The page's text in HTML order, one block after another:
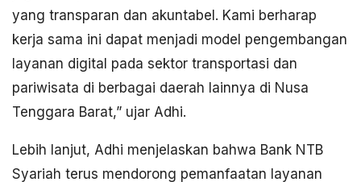
yang transparan dan akuntabel. Kami berharap
kerja sama ini dapat menjadi model pengembangan
layanan digital pada sektor transportasi dan
pariwisata di berbagai daerah lainnya di Nusa
Tenggara Barat,” ujar Adhi.
Lebih lanjut, Adhi menjelaskan bahwa Bank NTB
Syariah terus mendorong pemanfaatan layanan